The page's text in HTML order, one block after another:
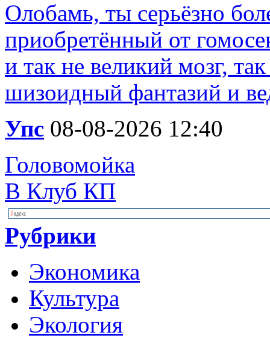
Олобамь, ты серьёзно
приобретённый от
и так не великий мозг,
шизоидный фантазий и
Упс 08-08-2026 12:40
Головомойка
В Клуб КП
Рубрики
Экономика
Культура
Экология